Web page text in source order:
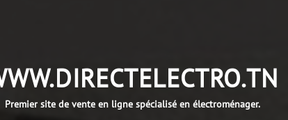
Premier site de vente en ligne spécialisé en électroménager.